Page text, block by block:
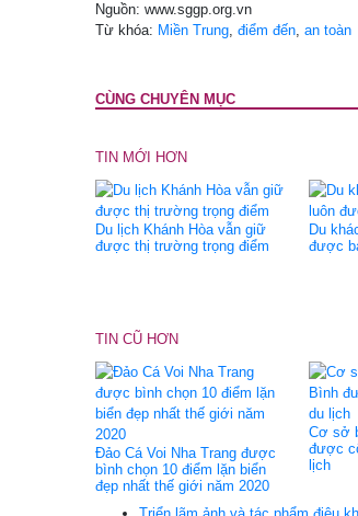
Nguồn: www.sggp.org.vn
Từ khóa: Miền Trung, điểm đến, an toàn
CÙNG CHUYÊN MỤC
TIN MỚI HƠN
Du lịch Khánh Hòa vẫn giữ
được thị trường trọng điểm
Du
được
TIN CŨ HƠN
Đảo Cá Voi Nha Trang được
bình chọn 10 điểm lặn biển
đẹp nhất thế giới năm 2020
Cơ sở
được
lịch